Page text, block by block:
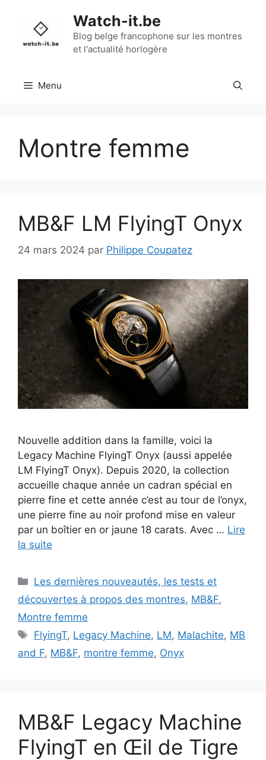
contenu
Watch-it.be
Blog belge francophone sur les montres
et l'actualité horlogère
Menu
Montre femme
MB&F LM FlyingT Onyx
24 mars 2024 par Philippe Coupatez
Nouvelle addition dans la famille, voici la
Legacy Machine FlyingT Onyx (aussi appelée
LM FlyingT Onyx). Depuis 2020, la collection
accueille chaque année un cadran spécial en
pierre fine et cette année c’est au tour de l’onyx,
une pierre fine au noir profond mise en valeur
par un boîtier en or jaune 18 carats. Avec … Lire
la suite
Catégories
Les dernières nouveautés, les tests et
découvertes à propos des montres, MB&F,
Montre femme
Étiquettes
FlyingT, Legacy Machine, LM, Malachite, MB
and F, MB&F, montre femme, Onyx
MB&F Legacy Machine
FlyingT en Œil de Tigre